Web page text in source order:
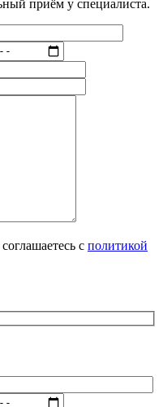
приём у специалиста.
с политикой